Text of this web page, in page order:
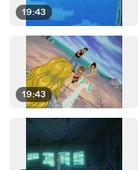
19:43
19:43